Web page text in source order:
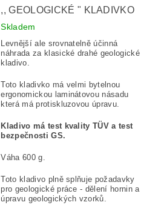
,, GEOLOGICKÉ " KLADIVKO
Skladem
Levnější ale srovnatelně účinná
náhrada za klasické drahé geologické
kladivo.
Toto kladivko má velmi bytelnou
ergonomickou laminátovou násadu
která má protiskluzovou úpravu.
Kladivo má test kvality TÜV a test
bezpečnosti GS.
Váha 600 g.
Toto kladivo plně splňuje požadavky
pro geologické práce - dělení hornin a
úpravu geologických vzorků.